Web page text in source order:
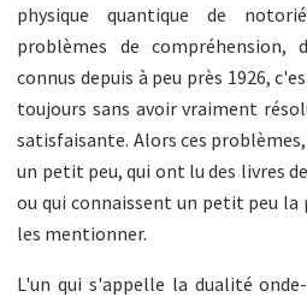
physique quantique de
problèmes de
connus depuis à peu près 1926,
toujours sans avoir vraiment
satisfaisante. Alors ces
un petit peu, qui ont lu des livres
ou qui connaissent un petit peu la
les mentionner.
L'un qui s'appelle la dualité